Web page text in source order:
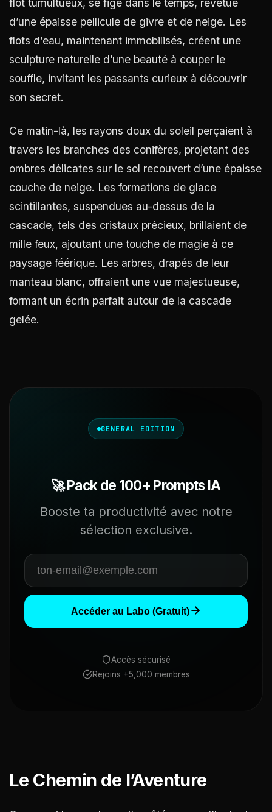
flot tumultueux, se fige dans le temps, revêtue
d’une épaisse pellicule de givre et de neige. Les
flots d’eau, maintenant immobilisés, créent une
sculpture naturelle d’une beauté à couper le
souffle, invitant les passants curieux à découvrir
son secret.
Ce matin-là, les rayons doux du soleil perçaient à
travers les branches des conifères, projetant des
ombres délicates sur le sol recouvert d’une épaisse
couche de neige. Les formations de glace
scintillantes, suspendues au-dessus de la
cascade, tels des cristaux précieux, brillaient de
mille feux, ajoutant une touche de magie à ce
paysage féérique. Les arbres, drapés de leur
manteau blanc, offraient une vue majestueuse,
formant un écrin parfait autour de la cascade
gelée.
GENERAL EDITION
🚀 Pack de 100+ Prompts IA
Booste ta productivité avec notre
sélection exclusive.
Accéder au Labo (Gratuit)
Accès sécurisé
Rejoins +5,000 membres
Le Chemin de l’Aventure